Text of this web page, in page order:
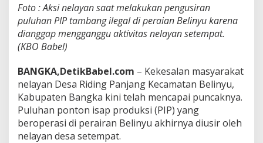
a
l
P
e
i
r
a
n
B
e
Foto : Aksi nelayan saat melakukan pengusiran
puluhan PIP tambang ilegal di peraian Belinyu karena
dianggap mengganggu aktivitas nelayan setempat.
(KBO Babel)
BANGKA,DetikBabel.com – Kekesalan masyarakat
nelayan Desa Riding Panjang Kecamatan Belinyu,
Kabupaten Bangka kini telah mencapai puncaknya.
Puluhan ponton isap produksi (PIP) yang
beroperasi di perairan Belinyu akhirnya diusir oleh
nelayan desa setempat.